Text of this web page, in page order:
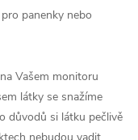
panenky nebo
Vašem monitoru
látky se snažíme
důvodů si látku pečlivě